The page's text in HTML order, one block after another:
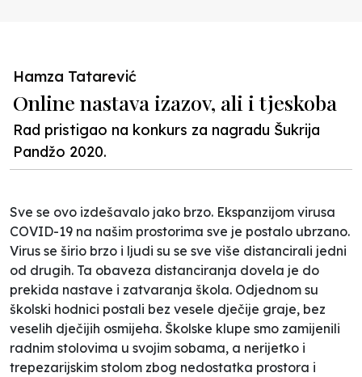
Hamza Tatarević
Online nastava izazov, ali i tjeskoba
Rad pristigao na konkurs za nagradu Šukrija
Pandžo 2020.
Sve se ovo izdešavalo jako brzo. Ekspanzijom virusa
COVID-19 na našim prostorima sve je postalo ubrzano.
Virus se širio brzo i ljudi su se sve više distancirali jedni
od drugih. Ta obaveza distanciranja dovela je do
prekida nastave i zatvaranja škola. Odjednom su
školski hodnici postali bez vesele dječije graje, bez
veselih dječijih osmijeha. Školske klupe smo zamijenili
radnim stolovima u svojim sobama, a nerijetko i
trepezarijskim stolom zbog nedostatka prostora i